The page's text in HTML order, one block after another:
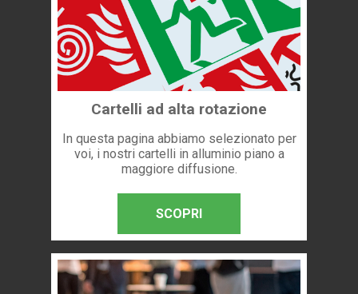
Cartelli ad alta rotazione
In questa pagina abbiamo selezionato per
voi, i nostri cartelli in alluminio piano a
maggiore diffusione.
SCOPRI